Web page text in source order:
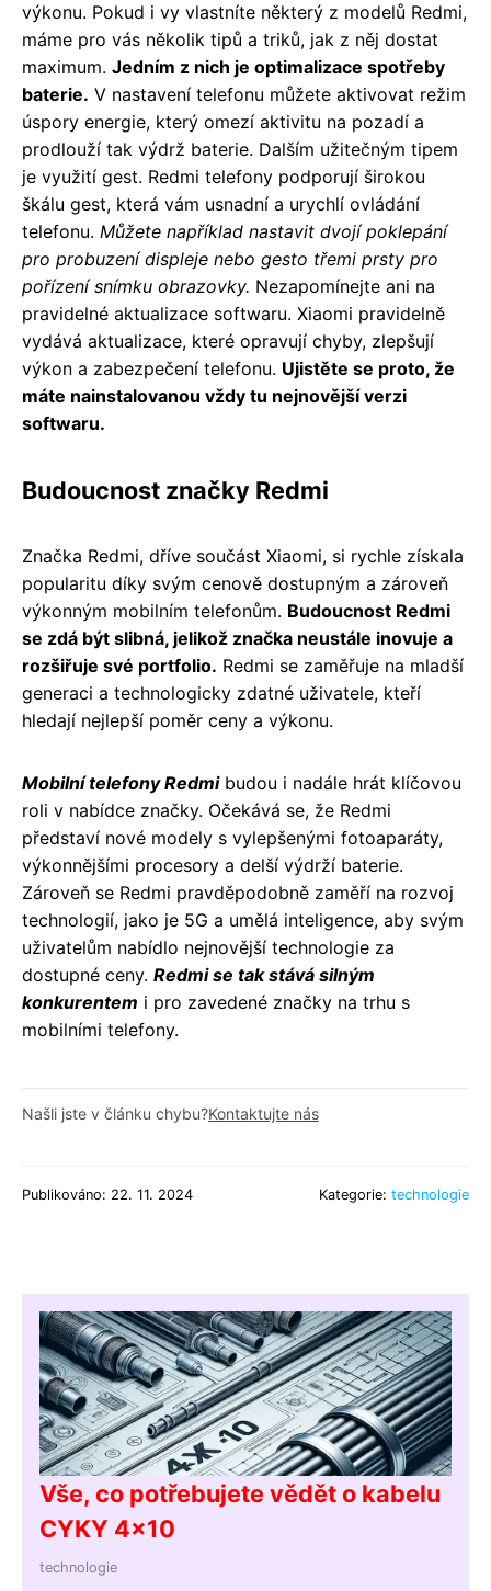
výkonu. Pokud i vy vlastníte některý z modelů Redmi,
máme pro vás několik tipů a triků, jak z něj dostat
maximum. Jedním z nich je optimalizace spotřeby
baterie. V nastavení telefonu můžete aktivovat režim
úspory energie, který omezí aktivitu na pozadí a
prodlouží tak výdrž baterie. Dalším užitečným tipem
je využití gest. Redmi telefony podporují širokou
škálu gest, která vám usnadní a urychlí ovládání
telefonu. Můžete například nastavit dvojí poklepání
pro probuzení displeje nebo gesto třemi prsty pro
pořízení snímku obrazovky. Nezapomínejte ani na
pravidelné aktualizace softwaru. Xiaomi pravidelně
vydává aktualizace, které opravují chyby, zlepšují
výkon a zabezpečení telefonu. Ujistěte se proto, že
máte nainstalovanou vždy tu nejnovější verzi
softwaru.
Budoucnost značky Redmi
Značka Redmi, dříve součást Xiaomi, si rychle získala
popularitu díky svým cenově dostupným a zároveň
výkonným mobilním telefonům. Budoucnost Redmi
se zdá být slibná, jelikož značka neustále inovuje a
rozšiřuje své portfolio. Redmi se zaměřuje na mladší
generaci a technologicky zdatné uživatele, kteří
hledají nejlepší poměr ceny a výkonu.
Mobilní telefony Redmibudou i nadále hrát klíčovou
roli v nabídce značky. Očekává se, že Redmi
představí nové modely s vylepšenými fotoaparáty,
výkonnějšími procesory a delší výdrží baterie.
Zároveň se Redmi pravděpodobně zaměří na rozvoj
technologií, jako je 5G a umělá inteligence, aby svým
uživatelům nabídlo nejnovější technologie za
dostupné ceny. Redmi se tak stává silným
konkurentem i pro zavedené značky na trhu s
mobilními telefony.
Našli jste v článku chybu?Kontaktujte nás
Publikováno: 22. 11. 2024 Kategorie: technologie
Vše, co potřebujete vědět o kabelu
CYKY 4x10
technologie